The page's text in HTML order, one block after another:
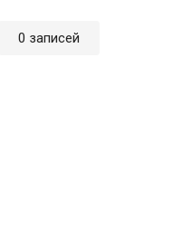
0 записей